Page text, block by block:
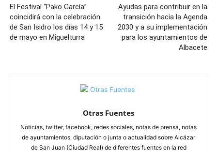
El Festival “Pako García”
coincidirá con la celebración
de San Isidro los días 14 y 15
de mayo en Miguelturra
Ayudas para contribuir en la
transición hacia la Agenda
2030 y a su implementación
para los ayuntamientos de
Albacete
Otras Fuentes
Noticias, twitter, facebook, redes sociales, notas de prensa, notas
de ayuntamientos, diputación o junta o actualidad sobre Alcázar
de San Juan (Ciudad Real) de diferentes fuentes en la red